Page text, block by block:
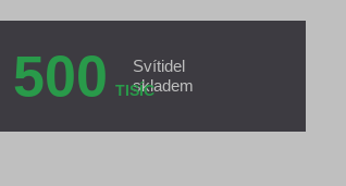
500 TISÍC
Svítidel
skladem